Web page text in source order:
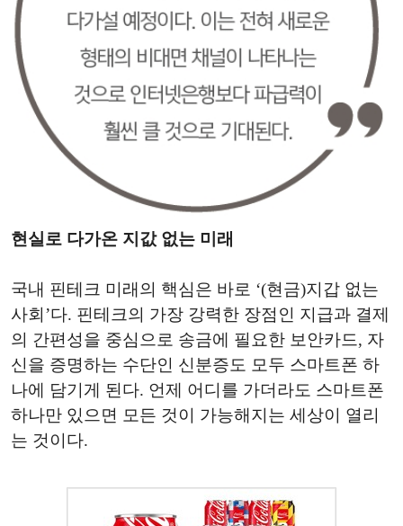
현실로 다가온 지값 없는 미래
국내 핀테크 미래의 핵심은 바로 ‘(현금)지갑 없는
사회’다. 핀테크의 가장 강력한 장점인 지급과 결제
의 간편성을 중심으로 송금에 필요한 보안카드, 자
신을 증명하는 수단인 신분증도 모두 스마트폰 하
나에 담기게 된다. 언제 어디를 가더라도 스마트폰
하나만 있으면 모든 것이 가능해지는 세상이 열리
는 것이다.